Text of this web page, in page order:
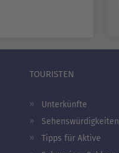
TOURISTEN
Unterkünfte
Sehenswürdigkeiten
Tipps für Aktive